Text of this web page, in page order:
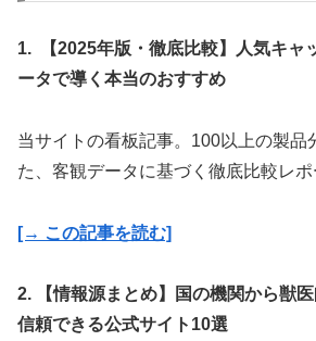
1. 【2025年版・徹底比較】人気キャ
ータで導く本当のおすすめ
当サイトの看板記事。100以上の製品
た、客観データに基づく徹底比較レポ
[→ この記事を読む]
2. 【情報源まとめ】国の機関から獣
信頼できる公式サイト10選